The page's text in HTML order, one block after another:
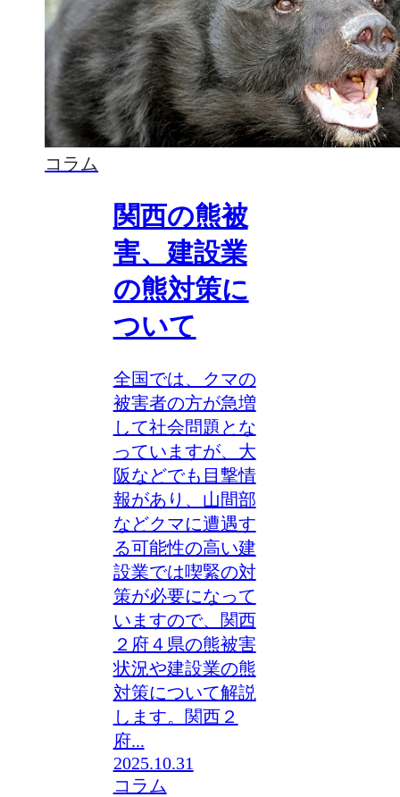
コラム
関西の熊被
害、建設業
の熊対策に
ついて
全国では、クマの
被害者の方が急増
して社会問題とな
っていますが、大
阪などでも目撃情
報があり、山間部
などクマに遭遇す
る可能性の高い建
設業では喫緊の対
策が必要になって
いますので、関西
２府４県の熊被害
状況や建設業の熊
対策について解説
します。関西２
府...
2025.10.31
コラム